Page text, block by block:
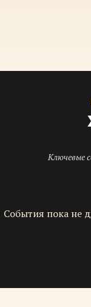
Ключевые
События пока не